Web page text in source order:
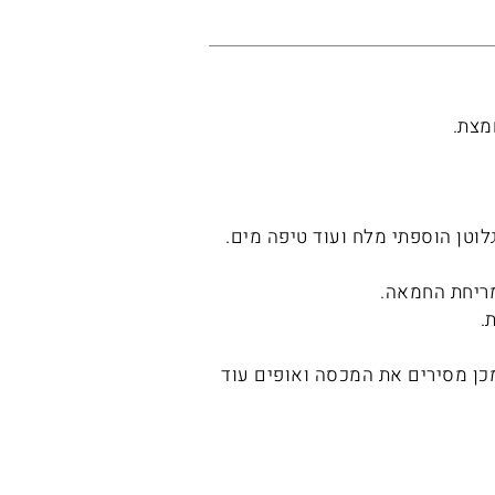
אחרי כ 8 דק כשהבצק פיתח גלוטן הוספתי מלח ועוד טיפה מים.
ל 170 מעלות טורבו למשך כ 50 דק. לאחר מכן מסירים את המכסה ואופים עוד